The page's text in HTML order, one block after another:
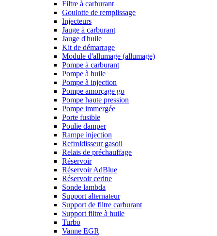
Filtre à carburant
Goulotte de remplissage
Injecteurs
Jauge à carburant
Jauge d'huile
Kit de démarrage
Module d'allumage (allumage)
Pompe à carburant
Pompe à huile
Pompe à injection
Pompe amorçage go
Pompe haute pression
Pompe immergée
Porte fusible
Poulie damper
Rampe injection
Refroidisseur gasoil
Relais de préchauffage
Réservoir
Réservoir AdBlue
Réservoir cerine
Sonde lambda
Support alternateur
Support de filtre carburant
Support filtre à huile
Turbo
Vanne EGR